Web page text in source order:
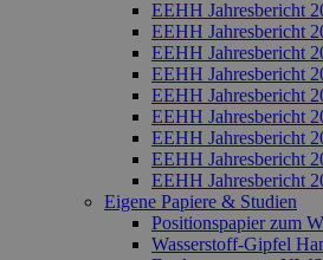
EEHH Jahresbericht
EEHH Jahresbericht
EEHH Jahresbericht
EEHH Jahresbericht
EEHH Jahresbericht
EEHH Jahresbericht
EEHH Jahresbericht
EEHH Jahresbericht
EEHH Jahresbericht
Eigene Papiere & Studien
Positionspapier zum
Wasserstoff-Gipfel